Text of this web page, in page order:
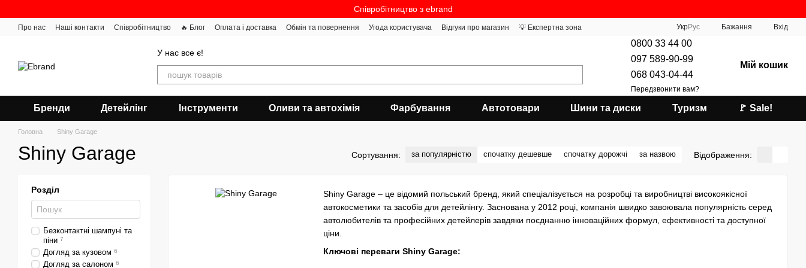
Співробітництво з ebrand
Про нас Наші контакти Співробітництво 🔥 Блог Оплата і доставка Обмін та повернення Угода користувача Відгуки про магазин 💡 Експертна зона УкрРус Бажання Вхід
У нас все є!
0800 33 44 00
097 589-90-99
068 043-04-44
Передзвонити вам?
Мій кошик
Бренди Детейлінг Інструменти Оливи та автохімія Фарбування Автотовари Шини та диски Туризм 🚩 Sale!
Головна Shiny Garage
Shiny Garage Сортування: за популярністю спочатку дешевше спочатку дорожчі за назвою Відображення:
Shiny Garage – це відомий польський бренд, який спеціалізується на розробці та виробництві високоякісної
автокосметики та засобів для детейлінгу. Заснована у 2012 році, компанія швидко завоювала популярність серед
автолюбителів та професійних детейлерів завдяки поєднанню інноваційних формул, ефективності та доступної
ціни.
Ключові переваги Shiny Garage:
Розділ
Безконтактні шампуні та
піни 7
Догляд за кузовом 6
Догляд за салоном 6